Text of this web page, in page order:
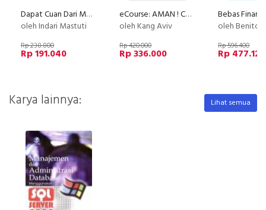
Dapat Cuan Dari Menulis Quote
oleh Indari Mastuti
Rp 238.800
Rp 191.040
eCourse: AMAN ! Cara Mendaftarkan Kursus Onlinemu ke HAKI Dengan Mudah, Murah dan Cepat !
oleh Kang Aviv
Rp 420.000
Rp 336.000
oleh Benito
Rp 596.400
Rp 477.120
Karya lainnya: Lihat semua